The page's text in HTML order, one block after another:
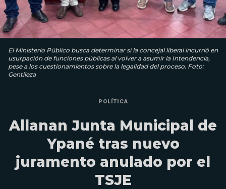
El Ministerio Público busca determinar si la concejal liberal incurrió en
usurpación de funciones públicas al volver a asumir la Intendencia,
pese a los cuestionamientos sobre la legalidad del proceso. Foto:
Gentileza
POLÍTICA
Allanan Junta Municipal de
Ypané tras nuevo
juramento anulado por el
TSJE